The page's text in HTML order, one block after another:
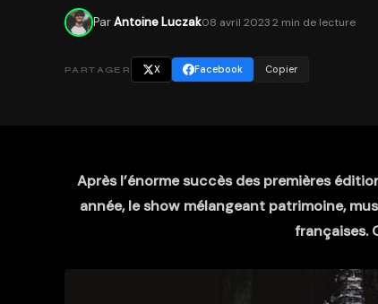
ParAntoine Luczak08 avril 20232 min de lecture
PARTAGER X Facebook Copier
Après l’énorme succès des premières
année, le show mélangeant patrimoine,
françaises.